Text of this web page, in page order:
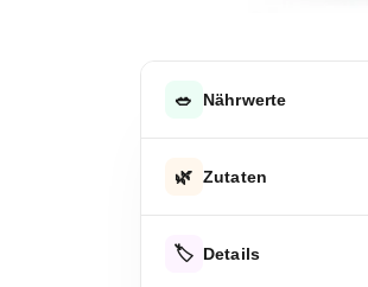
🥗 Nährwerte
Energie
🌿 Zutaten
🏷️ Details